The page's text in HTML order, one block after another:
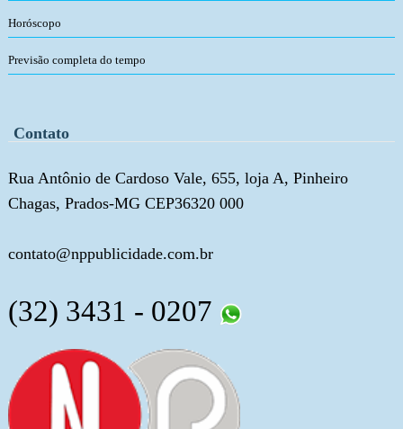
Horóscopo
Previsão completa do tempo
Contato
Rua Antônio de Cardoso Vale, 655, loja A, Pinheiro
Chagas, Prados-MG CEP36320 000
contato@nppublicidade.com.br
(32) 3431 - 0207